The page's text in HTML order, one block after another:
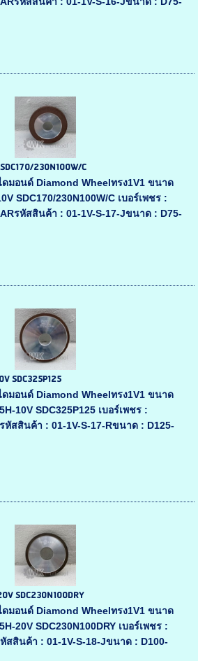
230N100W/C
มอนด์ Diamond Wheelทรง1V1 ขนาด
SDC170/230N100W/C เบอร์เพชร :
รหัสสินค้า : 01-1V-S-17-Jขนาด : D75-
SDC325P125
มอนด์ Diamond Wheelทรง1V1 ขนาด
10V SDC325P125 เบอร์เพชร :
หัสสินค้า : 01-1V-S-17-Rขนาด : D125-
SDC230N100DRY
มอนด์ Diamond Wheelทรง1V1 ขนาด
20V SDC230N100DRY เบอร์เพชร :
สสินค้า : 01-1V-S-18-Jขนาด : D100-